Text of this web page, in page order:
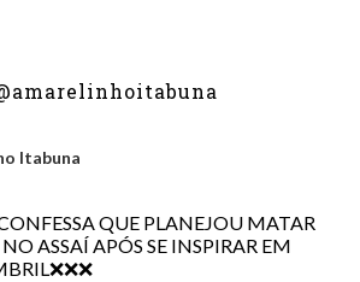
Itabuna
QUE PLANEJOU MATAR
ASSAÍ APÓS SE INSPIRAR EM